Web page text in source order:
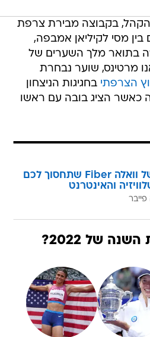
בקבוצה מבירת צרפת
בין מסי לקיליאן אמבפה,
בתואר מלך השערים של
מרטינס, שוער נבחרת
הצרפתי בחגיגות הניצחון
כאשר הציג בובה עם ראשו
המהפכה של וואלה Fiber שתחסוך לכם
והאינטרנט
של 2022?